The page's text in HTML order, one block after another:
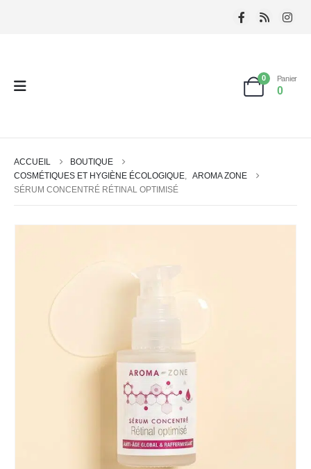
0 Panier
0
ACCUEIL
BOUTIQUE
COSMÉTIQUES ET HYGIÈNE ÉCOLOGIQUE, AROMA ZONE
SÉRUM CONCENTRÉ RÉTINAL OPTIMISÉ